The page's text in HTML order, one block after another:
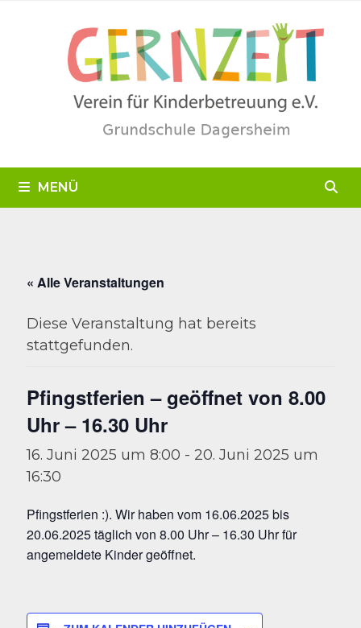
MENÜ
« Alle Veranstaltungen
Diese Veranstaltung hat bereits
stattgefunden.
Pfingstferien – geöffnet von 8.00
Uhr – 16.30 Uhr
16. Juni 2025 um 8:00 - 20. Juni 2025 um
16:30
Pfingstferien :). Wir haben vom 16.06.2025 bis
20.06.2025 täglich von 8.00 Uhr – 16.30 Uhr für
angemeldete Kinder geöffnet.